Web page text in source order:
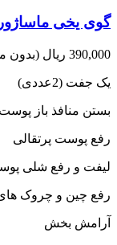
گوی یخی ماساژور
390,000 ریال (بدون
یک جفت (2عددی)
بستن منافذ باز پوست
رفع پوست پرتقالی
لیفت و رفع شلی
رفع چین و چروک
آرامش بخش